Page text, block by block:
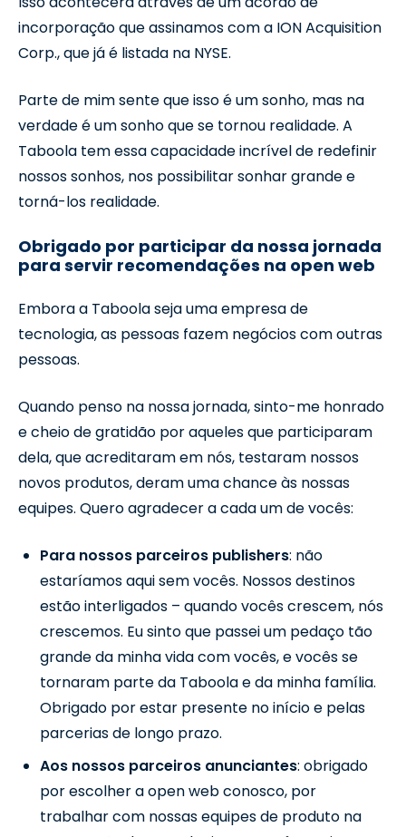
incorporação que assinamos com a ION Acquisition
Corp., que já é listada na NYSE.
Parte de mim sente que isso é um sonho, mas na
verdade é um sonho que se tornou realidade. A
Taboola tem essa capacidade incrível de redefinir
nossos sonhos, nos possibilitar sonhar grande e
torná-los realidade.
Obrigado por participar da nossa jornada
para servir recomendações na open web
Embora a Taboola seja uma empresa de
tecnologia, as pessoas fazem negócios com outras
pessoas.
Quando penso na nossa jornada, sinto-me honrado
e cheio de gratidão por aqueles que participaram
dela, que acreditaram em nós, testaram nossos
novos produtos, deram uma chance às nossas
equipes. Quero agradecer a cada um de vocês:
Para nossos parceiros publishers: não
estaríamos aqui sem vocês. Nossos destinos
estão interligados – quando vocês crescem, nós
crescemos. Eu sinto que passei um pedaço tão
grande da minha vida com vocês, e vocês se
tornaram parte da Taboola e da minha família.
Obrigado por estar presente no início e pelas
parcerias de longo prazo.
Aos nossos parceiros anunciantes: obrigado
por escolher a open web conosco, por
trabalhar com nossas equipes de produto na